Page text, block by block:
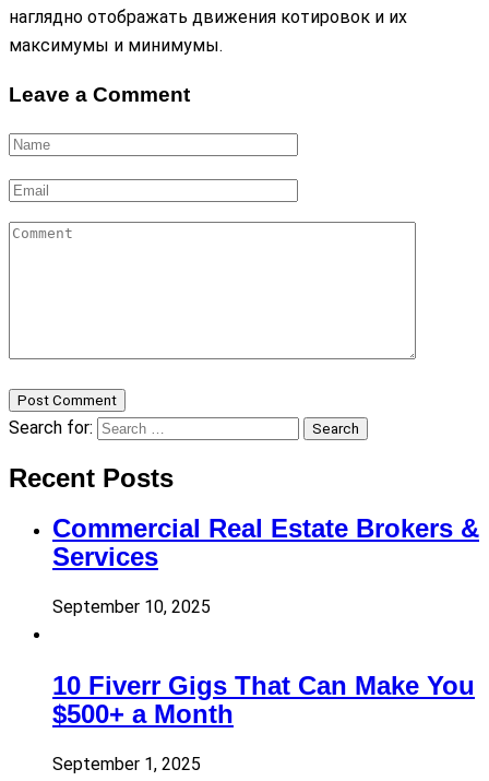
наглядно отображать движения котировок и их
максимумы и минимумы.
Leave a Comment
Post Comment
Search for: Search
Recent Posts
Commercial Real Estate Brokers &
Services
September 10, 2025
10 Fiverr Gigs That Can Make You
$500+ a Month
September 1, 2025